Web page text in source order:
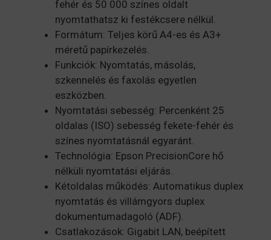
fehér és 50 000 színes oldalt
nyomtathatsz ki festékcsere nélkül.
Formátum: Teljes körű A4-es és A3+
méretű papírkezelés.
Funkciók: Nyomtatás, másolás,
szkennelés és faxolás egyetlen
eszközben.
Nyomtatási sebesség: Percenként 25
oldalas (ISO) sebesség fekete-fehér és
színes nyomtatásnál egyaránt.
Technológia: Epson PrecisionCore hő
nélküli nyomtatási eljárás.
Kétoldalas működés: Automatikus duplex
nyomtatás és villámgyors duplex
dokumentumadagoló (ADF).
Csatlakozások: Gigabit LAN, beépített